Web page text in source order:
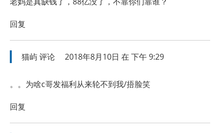
回复
猫屿评论 2018年8月10日 在 下午 9:29
。。为啥c哥发福利从来轮不到我/捂脸笑
回复